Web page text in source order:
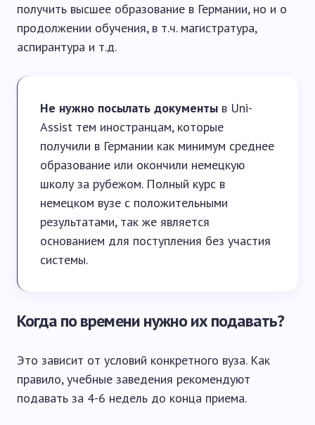
получить высшее образование в Германии, но и о
продолжении обучения, в т.ч. магистратура,
аспирантура и т.д.
Не нужно посылать документы в Uni-
Assist тем иностранцам, которые
получили в Германии как минимум среднее
образование или окончили немецкую
школу за рубежом. Полный курс в
немецком вузе с положительными
результатами, так же является
основанием для поступления без участия
системы.
Когда по времени нужно их подавать?
Это зависит от условий конкретного вуза. Как
правило, учебные заведения рекомендуют
подавать за 4-6 недель до конца приема.